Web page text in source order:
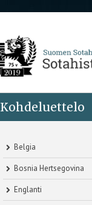
Kohdeluettelo
Belgia
Bosnia Hertsegovina
Englanti